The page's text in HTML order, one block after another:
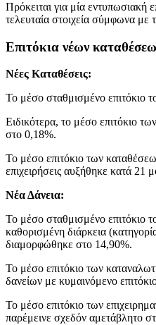
Πρόκειται για μία
τελευταία στοιχεία σύμφωνα με
Επιτόκια νέων
Νέες Καταθέσεις:
Το μέσο σταθμισμένο επιτόκιο
Ειδικότερα, το μέσο επιτόκιο
στο 0,18%.
Το μέσο επιτόκιο των
επιχειρήσεις αυξήθηκε κατά
Νέα Δάνεια:
Το μέσο σταθμισμένο επιτόκιο
καθορισμένη διάρκεια
διαμορφώθηκε στο 14,90%.
Το μέσο επιτόκιο των
δανείων με κυμαινόμενο
Το μέσο επιτόκιο των
παρέμεινε σχεδόν αμετάβλητο